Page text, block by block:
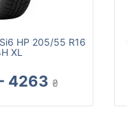
HP 205/55 R16
XL
4263 ₴